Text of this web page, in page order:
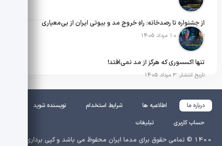
از جشنواره تا رصدخانه: راهِ خروج مد و بیوتی ایران از بی‌معیاری
تاریخ انتشار: 10 مرداد 1405
تنها اکسسوری که هرگز از مد نمی‌افتد!
تاریخ انتشار: 3 مرداد 1405
درباره ما اطلاعیه ها شرایط استخدام
نویسنده شوید
حساب کاربری
تبلیغات
1400 © تمامی حقوق برای مدما ایران محفوظ می باشد و کپی برداری از